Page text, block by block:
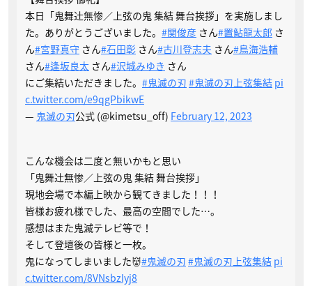
本日「鬼舞辻󠄀無惨／上弦の鬼 集結 舞台挨拶」を実施しまし
た。ありがとうございました。 #関俊彦 さん#置鮎龍太郎 さ
ん#宮野真守 さん#石田彰 さん#古川登志夫 さん#鳥海浩輔
さん#逢坂良太 さん#沢城みゆき さん
にご集結いただきました。 #鬼滅の刃 #鬼滅の刃上弦集結 pi
c.twitter.com/e9qgPbikwE
— 鬼滅の刃公式 (@kimetsu_off) February 12, 2023
こんな機会は二度と無いかもと思い
「鬼舞辻󠄀無惨／上弦の鬼 集結 舞台挨拶」
現地会場で本編上映から観てきました！！！
皆様お疲れ様でした、最高の空間でした…。
感想はまた鬼滅テレビ等で！
そして登壇後の皆様と一枚。
鬼になってしまいました👹#鬼滅の刃 #鬼滅の刃上弦集結 pi
c.twitter.com/8VNsbzIyj8